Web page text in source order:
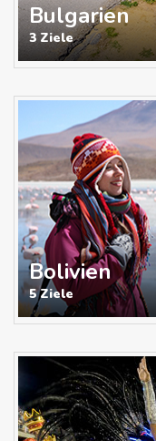
Bulgarien
3 Ziele
Bolivien
5 Ziele